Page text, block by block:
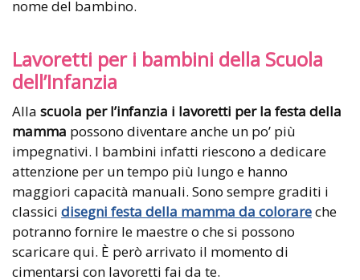
nome del bambino.
Lavoretti per i bambini della Scuola
dell’Infanzia
Alla scuola per l’infanzia i lavoretti per la festa della
mamma possono diventare anche un po’ più
impegnativi. I bambini infatti riescono a dedicare
attenzione per un tempo più lungo e hanno
maggiori capacità manuali. Sono sempre graditi i
classici disegni festa della mamma da colorareche
potranno fornire le maestre o che si possono
scaricare qui. È però arrivato il momento di
cimentarsi con lavoretti fai da te.